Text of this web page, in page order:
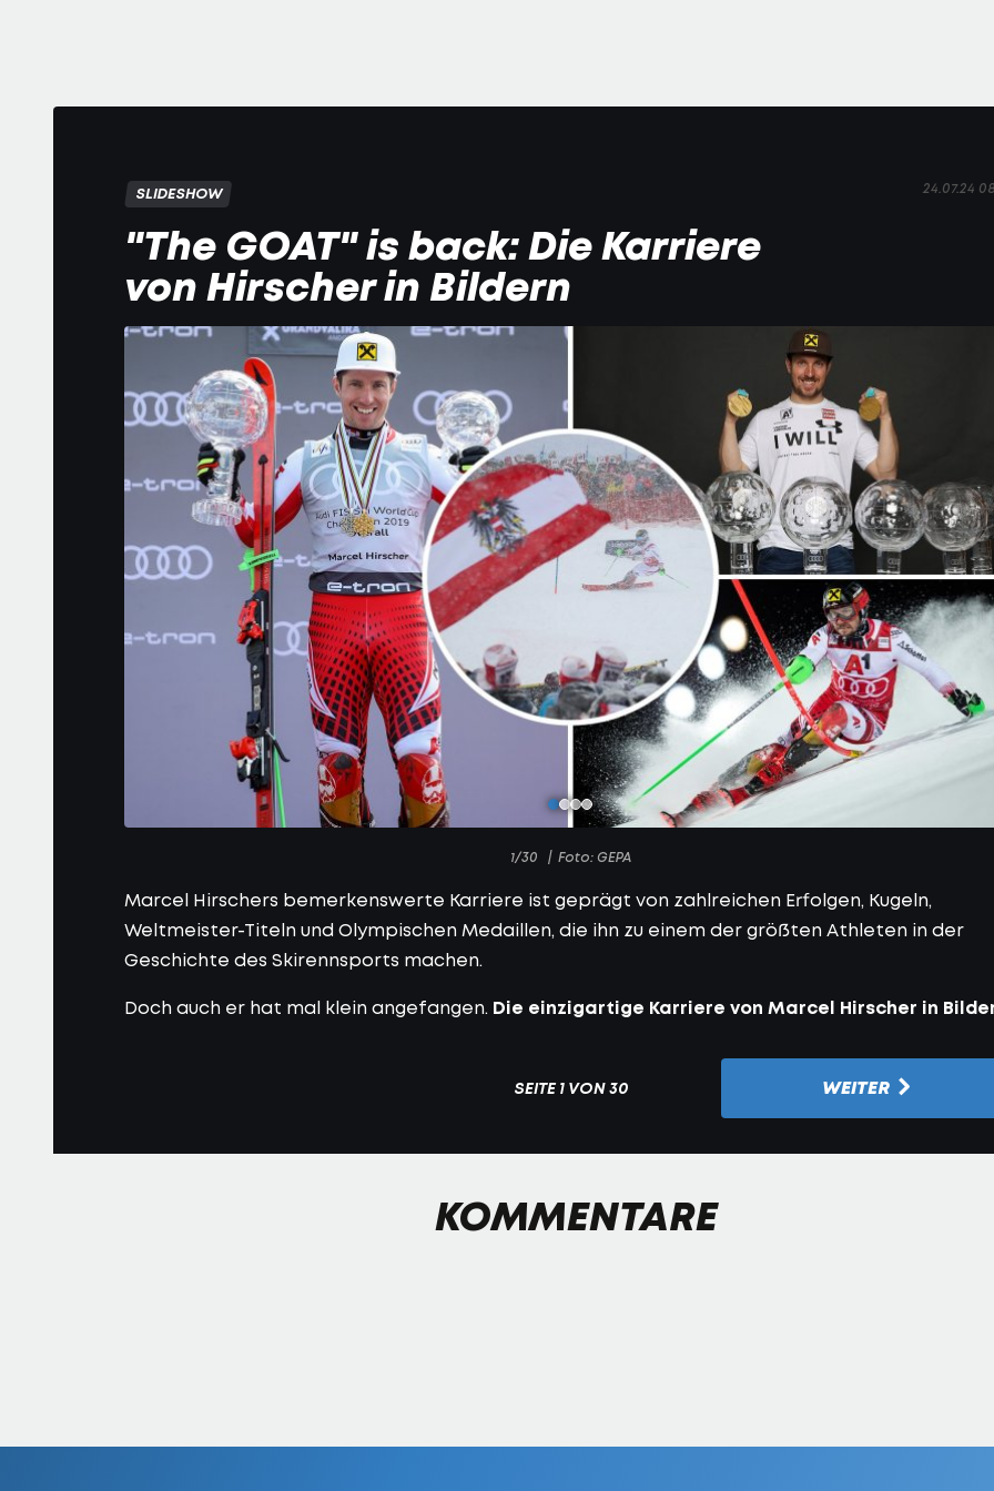
24.07.24
SLIDESHOW
"The GOAT" is back: Die Karriere
von Hirscher in Bildern
1/30 Foto: GEPA
Marcel Hirschers bemerkenswerte Karriere ist geprägt von zahlreichen Erfolgen, Kugeln,
Weltmeister-Titeln und Olympischen Medaillen, die ihn zu einem der größten Athleten in der
Geschichte des Skirennsports machen.
Doch auch er hat mal klein angefangen. Die einzigartige Karriere von Marcel Hirscher in
SEITE1 VON 30 WEITER
KOMMENTARE